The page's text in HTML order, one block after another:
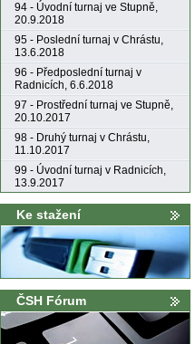
94 - Úvodní turnaj ve Stupně,
20.9.2018
95 - Poslední turnaj v Chrástu,
13.6.2018
96 - Předposlední turnaj v
Radnicích, 6.6.2018
97 - Prostřední turnaj ve Stupně,
20.10.2017
98 - Druhý turnaj v Chrástu,
11.10.2017
99 - Úvodní turnaj v Radnicích,
13.9.2017
Ke stažení
ČSH Fórum